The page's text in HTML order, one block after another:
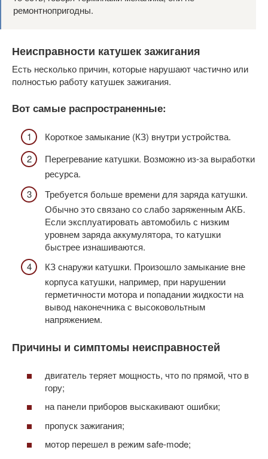
ремонтнопригодны.
Неисправности катушек зажигания
Есть несколько причин, которые нарушают частично или
полностью работу катушек зажигания.
Вот самые распространенные:
Короткое замыкание (КЗ) внутри устройства.
Перегревание катушки. Возможно из-за выработки
ресурса.
Требуется больше времени для заряда катушки.
Обычно это связано со слабо заряженным АКБ.
Если эксплуатировать автомобиль с низким
уровнем заряда аккумулятора, то катушки
быстрее изнашиваются.
КЗ снаружи катушки. Произошло замыкание вне
корпуса катушки, например, при нарушении
герметичности мотора и попадании жидкости на
вывод наконечника с высоковольтным
напряжением.
Причины и симптомы неисправностей
двигатель теряет мощность, что по прямой, что в
гору;
на панели приборов выскакивают ошибки;
пропуск зажигания;
мотор перешел в режим safe-mode;